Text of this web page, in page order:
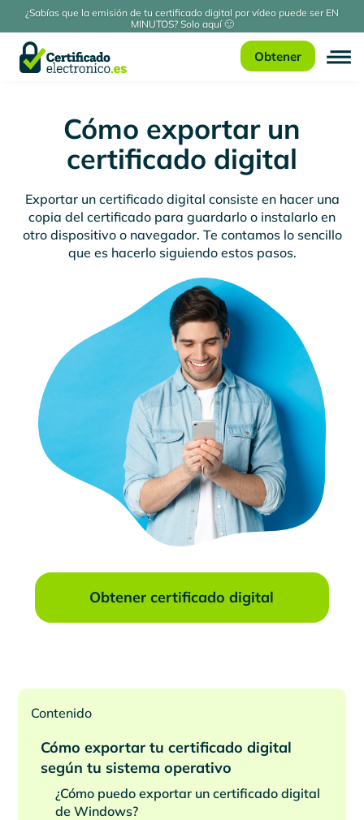
¿Sabías que la emisión de tu certificado digital por vídeo puede ser EN
MINUTOS? Solo aquí 🙂
Obtener
Cómo exportar un
certificado digital
Exportar un certificado digital consiste en hacer una
copia del certificado para guardarlo o instalarlo en
otro dispositivo o navegador. Te contamos lo sencillo
que es hacerlo siguiendo estos pasos.
Obtener certificado digital
Contenido
Cómo exportar tu certificado digital
según tu sistema operativo
¿Cómo puedo exportar un certificado digital
de Windows?